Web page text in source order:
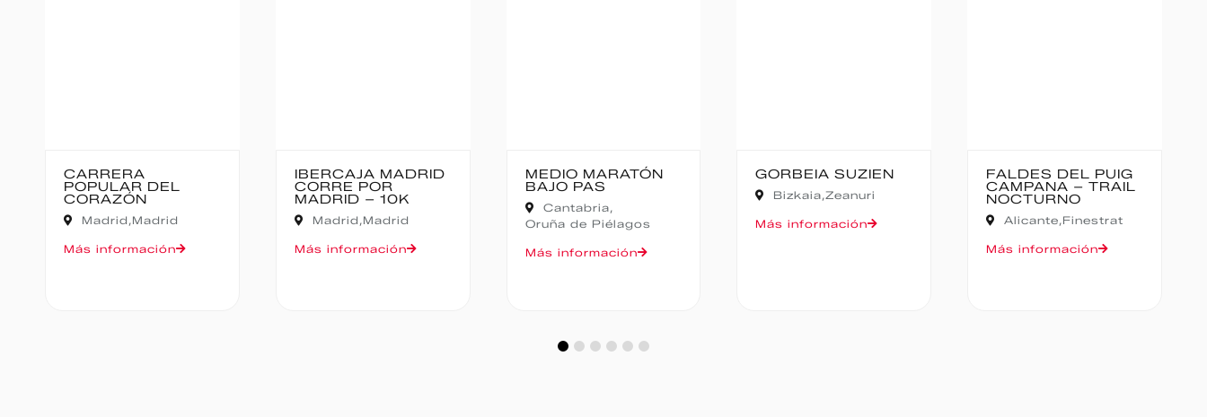
IBERCAJA MADRID
CORRE POR
MADRID – 10K
Madrid,Madrid
Más información
MEDIO MARATÓN
BAJO PAS
Cantabria,
Oruña de Piélagos
Más información
GORBEIA SUZIEN
Bizkaia,Zeanuri
Más información
FALDES DEL PUIG
CAMPANA – TRAIL
NOCTURNO
Alicante,Finestrat
CANFRANC-
CANFRANC
Huesca,Canfranc